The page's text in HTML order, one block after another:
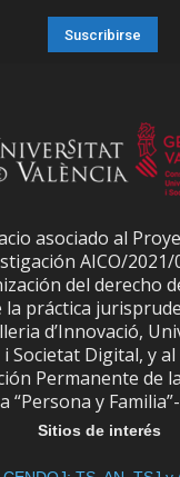
asociado al
AICO/2021/
del derecho
la práctica
d’Innovació,
i Societat Digital, y
Permanente de
“Persona y
Sitios de interés